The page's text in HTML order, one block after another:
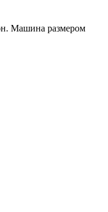
Машина размером